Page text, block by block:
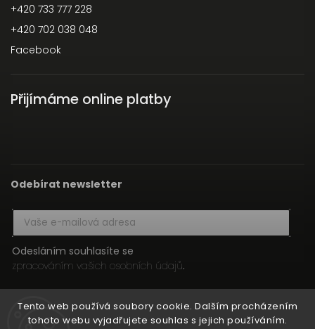
Tento web používá soubory cookie. Dalším procházením
tohoto webu vyjadřujete souhlas s jejich používáním.
+420 733 777 228
+420 702 038 048
Facebook
Přijímáme online platby
Odebírat newsletter
Odesláním souhlasíte se
zpracováním vašich osobních údajů.